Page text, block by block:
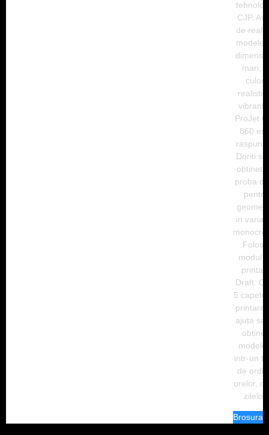
CJP.
de
modele
mari,
culori
ProJet
860
Doriti sa
obtineti
proba
pentru
in
Folositi
modul
Draft.
5 capete
printare
ajuta sa
obtineti
intr-un
de
orelor,
zilelor.
Brosura